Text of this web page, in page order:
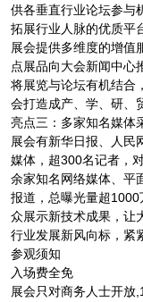
供各垂直行业论坛参与
拓展行业人脉的优质平
展会提供多维度的增值
点展品向大会新闻中心
将展览与论坛有机结合
会打造成产、学、研、
亮点三：多家知名媒体
展会有新华日报、人民
媒体，超300名记者，
余家知名网络媒体、平
报道，总曝光量超
众展示新技术成果，让
行业发展新风向标，紧
参观须知
入场费全免
展会只对商务人士开放